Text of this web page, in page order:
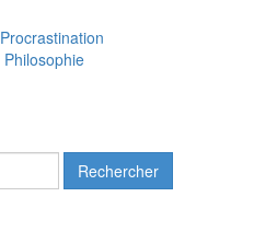
Procrastination
Philosophie